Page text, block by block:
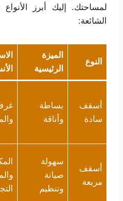
لمساحتك. إليك أبرز
الشائعة:
النوع
الميزة
الرئيسية
أسقف
سادة
بساطة
وأناقة
أسقف
مربعة
سهولة
صيانة
وتنظيم